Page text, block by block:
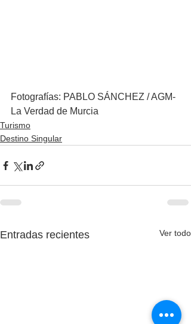
Fotografías: PABLO SÁNCHEZ / AGM-
La Verdad de Murcia
Turismo
Destino Singular
Entradas recientes Ver todo